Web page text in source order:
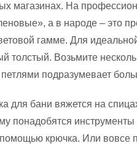
магазинах. На
а в народе – это
гамме. Для
толстый. Возьмите
подразумевает
для бани вяжется на
понадобятся
крючка. Или вовсе